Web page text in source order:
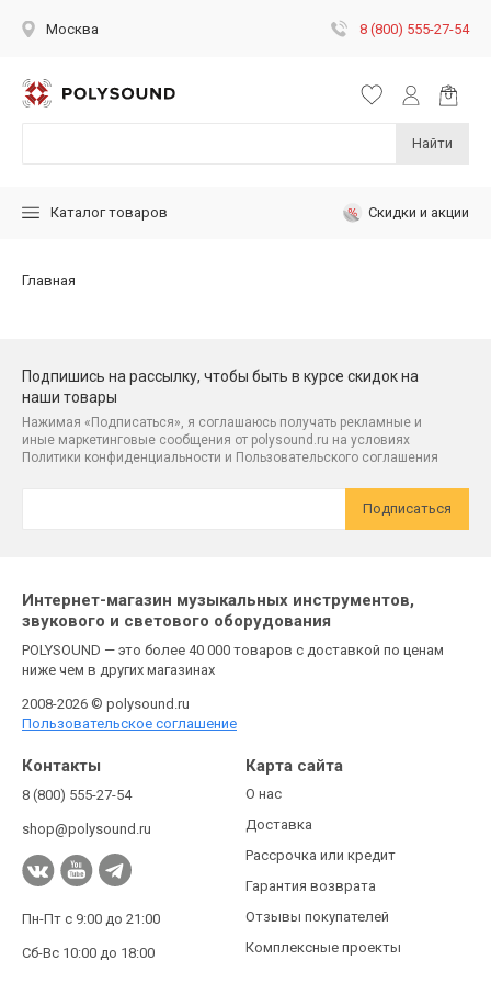
Москва 8 (800) 555-27-54
Найти
Каталог товаров Скидки и акции
Главная
Подпишись на рассылку, чтобы быть в курсе скидок на
наши товары
Нажимая «Подписаться», я соглашаюсь получать рекламные и
иные маркетинговые сообщения от polysound.ru на условиях
Политики конфиденциальности и Пользовательского соглашения
Подписаться
Интернет-магазин музыкальных инструментов,
звукового и светового оборудования
POLYSOUND — это более 40 000 товаров с доставкой по ценам
ниже чем в других магазинах
2008-2026 © polysound.ru
Пользовательское соглашение
Контакты
8 (800) 555-27-54
shop@polysound.ru
Пн-Пт с 9:00 до 21:00
Сб-Вс 10:00 до 18:00
Карта сайта
О нас
Доставка
Рассрочка или кредит
Гарантия возврата
Отзывы покупателей
Комплексные проекты